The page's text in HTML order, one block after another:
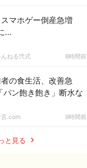
スマホゲー倒産急増
…
ねる弐式 8時間前
者の食生活、改善急
ン飽き飽き」断水な
言.com 9時間前
と見る